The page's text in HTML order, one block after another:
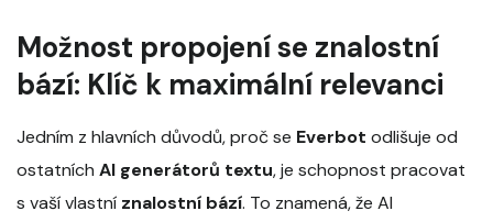
Možnost propojení se znalostní
bází: Klíč k maximální relevanci
Jedním z hlavních důvodů, proč se Everbot odlišuje od
ostatních AI generátorů textu, je schopnost pracovat
s vaší vlastní znalostní bází. To znamená, že AI